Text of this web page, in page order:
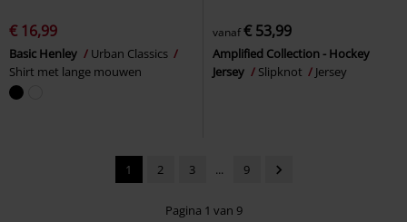
€ 16,99
Basic Henley
Urban Classics
Shirt met lange mouwen
vanaf€ 53,99
Amplified Collection - Hockey
Jersey
Slipknot Jersey
1 2 3 ... 9
Pagina 1 van 9